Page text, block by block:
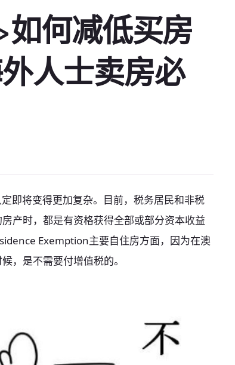
何减低买房
人士卖房必
即将变得更加复杂。目前，税务居民和非税
产时，都是有资格获得全部或部分资本收益
Exemption主要自住房方面，因为在澳
，是不需要付增值税的。